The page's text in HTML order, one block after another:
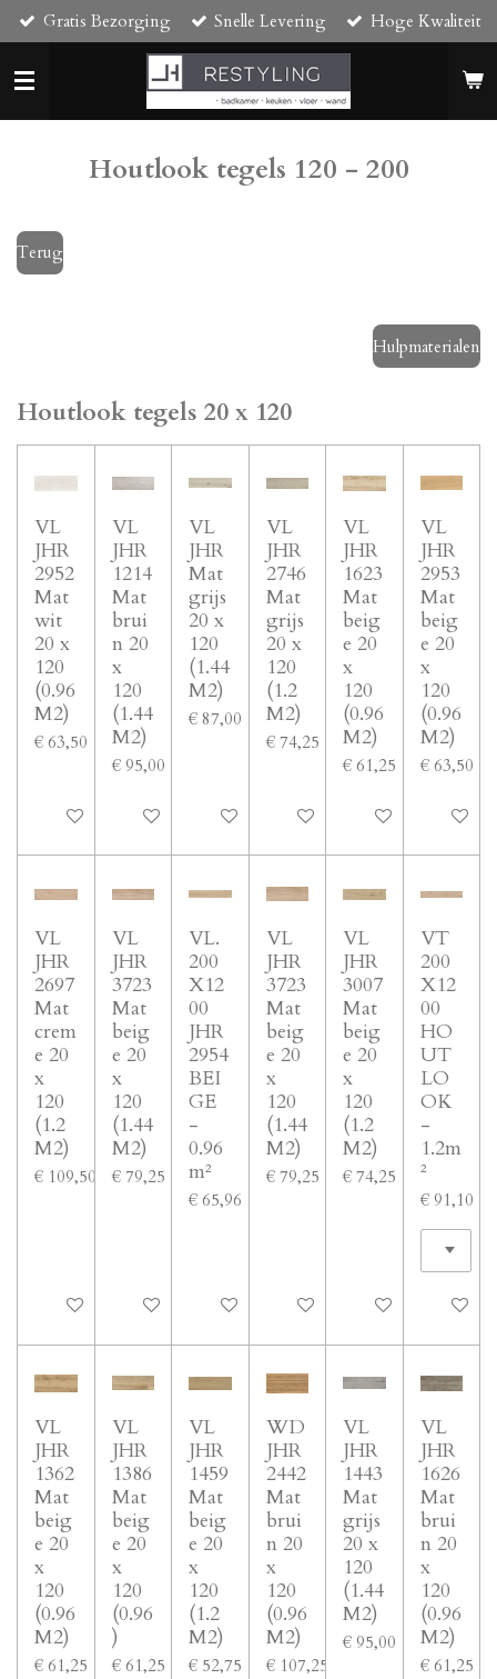
Ga
direct
naar
de
hoofdinhoud
Gratis Bezorging Snelle Levering Hoge Kwaliteit
Houtlook tegels 120 - 200
Terug
Hulpmaterialen
Houtlook tegels 20 x 120
VL
JHR
2952
Mat
wit
20 x
120
(0.96
M2)
€ 63,50
In winkelwagen
VL
JHR
1214
Mat
brui
n 20
x
120
(1.44
M2)
€ 95,00
In winkelwagen
VL
JHR
Mat
grijs
20 x
120
(1.44
M2)
€ 87,00
In winkelwagen
VL
JHR
2746
Mat
grijs
20 x
120
(1.2
M2)
€ 74,25
In winkelwagen
VL
JHR
1623
Mat
beig
e 20
x
120
(0.96
M2)
€ 61,25
In winkelwagen
VL
JHR
2953
Mat
beig
e 20
x
120
(0.96
M2)
€ 63,50
In
VL
JHR
2697
Mat
crem
e 20
x
120
(1.2
M2)
€ 109,50
In winkelwagen
VL
JHR
3723
Mat
beig
e 20
x
120
(1.44
M2)
€ 79,25
In winkelwagen
VL.
200
X12
00
JHR
2954
BEI
GE
-
0.96
m²
€ 65,96
In winkelwagen
VL
JHR
3723
Mat
beig
e 20
x
120
(1.44
M2)
€ 79,25
In winkelwagen
VL
JHR
3007
Mat
beig
e 20
x
120
(1.2
M2)
€ 74,25
In winkelwagen
VT
200
X12
00
HO
UT
LO
OK
-
1.2m
²
€ 91,10
In
VL
JHR
1362
Mat
beig
e 20
x
120
(0.96
M2)
€ 61,25
VL
JHR
1386
Mat
beig
e 20
x
120
(0.96
)
€ 61,25
VL
JHR
1459
Mat
beig
e 20
x
120
(1.2
M2)
€ 52,75
WD
JHR
2442
Mat
brui
n 20
x
120
(0.96
M2)
€ 107,25
VL
JHR
1443
Mat
grijs
20 x
120
(1.44
M2)
€ 95,00
VL
JHR
1626
Mat
brui
n 20
x
120
(0.96
M2)
€ 61,25